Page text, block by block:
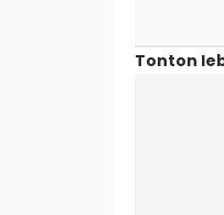
Tonton